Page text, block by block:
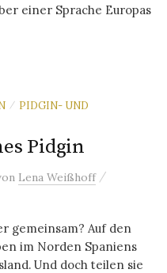
einer Sprache Europas
/ PIDGIN- UND
Pidgin
Lena Weißhoff /
gemeinsam? Auf den
im Norden Spaniens
Und doch teilen sie